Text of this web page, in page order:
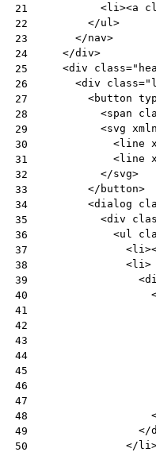
21
22
23
24
25
26
27
28
29
30
31
32
33
34
35
36
37
38
39
40
41
42
43
44
45
46
47
48
49
50
<li><a
</ul>
</nav>
</div>
<div class=
<div class=
<button
<span
<svg
<line
<line
</svg>
</ button>
<dialog
<div
<ul
<li
<li>
<
</
</ li